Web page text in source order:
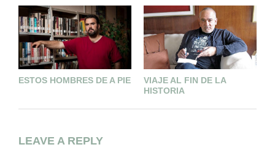
ESTOS HOMBRES DE A PIE
VIAJE AL FIN DE LA
HISTORIA
LEAVE A REPLY